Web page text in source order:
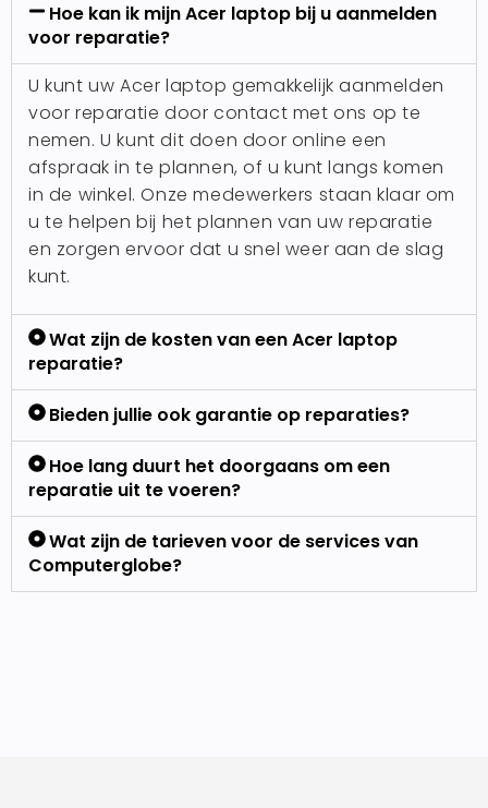
Hoe kan ik mijn Acer laptop bij u aanmelden
voor reparatie?
U kunt uw Acer laptop gemakkelijk aanmelden
voor reparatie door contact met ons op te
nemen. U kunt dit doen door online een
afspraak in te plannen, of u kunt langs komen
in de winkel. Onze medewerkers staan klaar om
u te helpen bij het plannen van uw reparatie
en zorgen ervoor dat u snel weer aan de slag
kunt.
Wat zijn de kosten van een Acer laptop
reparatie?
Bieden jullie ook garantie op reparaties?
Hoe lang duurt het doorgaans om een
reparatie uit te voeren?
Wat zijn de tarieven voor de services van
Computerglobe?